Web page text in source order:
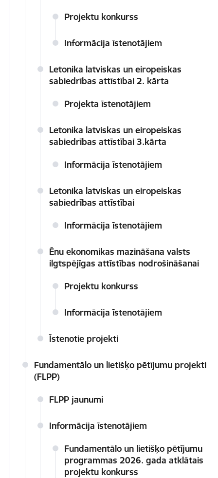
Projektu konkurss
Informācija īstenotājiem
Letonika latviskas un eiropeiskas
sabiedrības attīstībai 2. kārta
Projekta īstenotājiem
Letonika latviskas un eiropeiskas
sabiedrības attīstībai 3.kārta
Informācija īstenotājiem
Letonika latviskas un eiropeiskas
sabiedrības attīstībai
Informācija īstenotājiem
Ēnu ekonomikas mazināšana valsts
ilgtspējīgas attīstības nodrošināšanai
Projektu konkurss
Informācija īstenotājiem
Īstenotie projekti
Fundamentālo un lietišķo pētījumu projekti
(FLPP)
FLPP jaunumi
Informācija īstenotājiem
Fundamentālo un lietišķo pētījumu
programmas 2026. gada atklātais
projektu konkurss